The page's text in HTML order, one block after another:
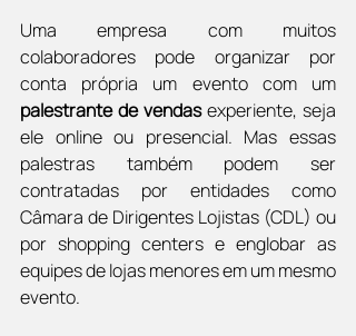
Uma empresa com muitos
colaboradores pode organizar por
palestrante de vendas experiente, seja
ele online ou presencial. Mas essas
palestras também podem ser
contratadas por entidades como
Câmara de Dirigentes Lojistas (CDL) ou
por shopping centers e englobar as
equipes de lojas menores em um mesmo
evento.